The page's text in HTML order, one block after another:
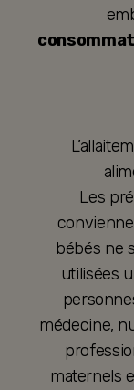
Les
bébés ne
utilisées
médecine,
maternels